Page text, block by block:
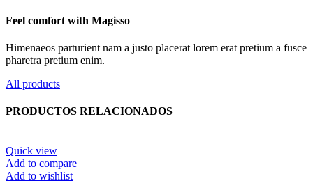
Feel comfort with Magisso
Himenaeos parturient nam a justo placerat lorem erat pretium a fusce
pharetra pretium enim.
All products
PRODUCTOS RELACIONADOS
Quick view
Add to compare
Add to wishlist